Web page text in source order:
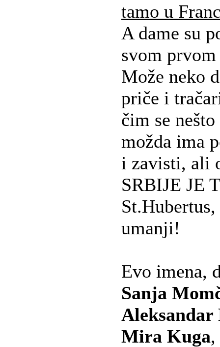
tamo u
A dame su
svom
Može neko
priče i
čim se
možda ima
i zavisti, ali
SRBIJE JE
umanji!
Evo imena,
Sanja
Aleksandar
Mira Kuga